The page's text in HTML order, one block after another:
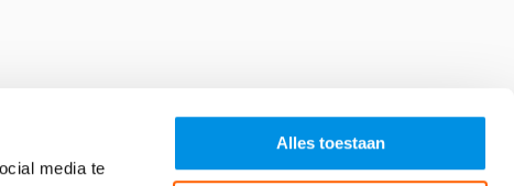
media te
Alles toestaan